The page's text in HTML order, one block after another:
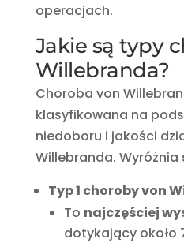
operacjach.
Jakie są typy
Willebranda?
Choroba von
klasyfikowana na
niedoboru i jakości
Willebranda. Wyróżnia
Typ 1 choroby von
To najczęściej
dotykający około